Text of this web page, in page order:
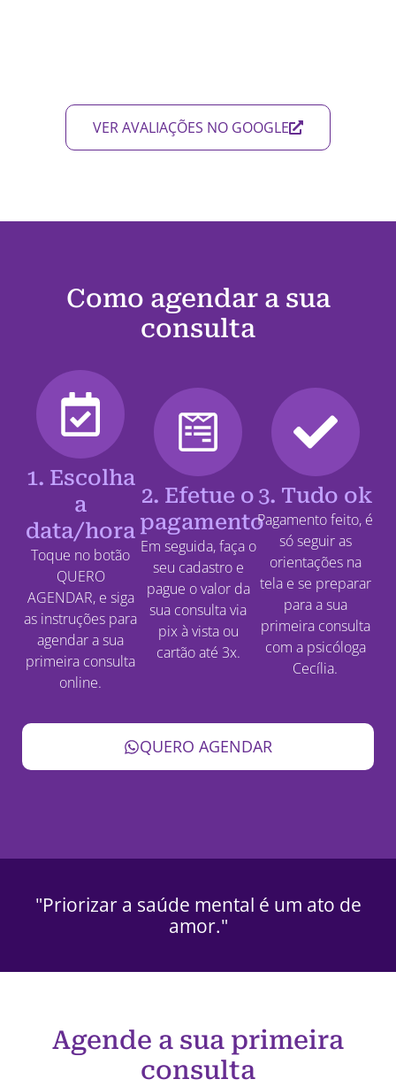
VER AVALIAÇÕES NO GOOGLE
Como agendar a sua
consulta
1. Escolha
a
data/hora
Toque no botão
QUERO
AGENDAR, e siga
as instruções para
agendar a sua
primeira consulta
online.
2. Efetue o
pagamento
Em seguida, faça o
seu cadastro e
pague o valor da
sua consulta via
pix à vista ou
cartão até 3x.
3. Tudo ok
Pagamento feito, é
só seguir as
orientações na
tela e se preparar
para a sua
primeira consulta
com a psicóloga
Cecília.
QUERO AGENDAR
"Priorizar a saúde mental é um ato de
amor."
Agende a sua primeira
consulta